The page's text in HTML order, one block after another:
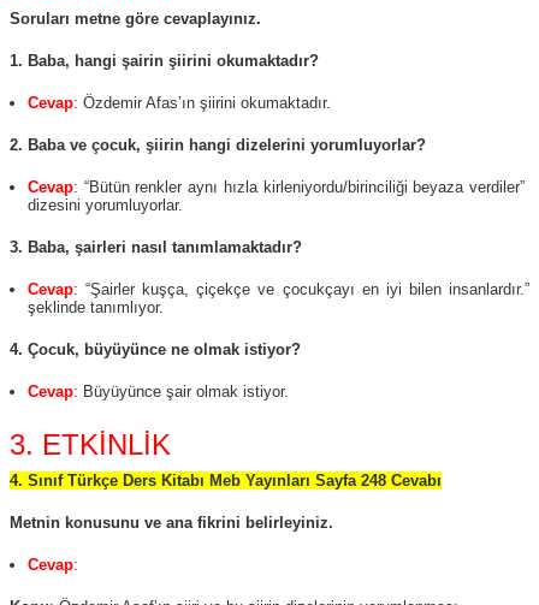
Soruları metne göre cevaplayınız.
1. Baba, hangi şairin şiirini okumaktadır?
Cevap: Özdemir Afas’ın şiirini okumaktadır.
2. Baba ve çocuk, şiirin hangi dizelerini yorumluyorlar?
Cevap: “Bütün renkler aynı hızla kirleniyordu/birinciliği beyaza verdiler”
dizesini yorumluyorlar.
3. Baba, şairleri nasıl tanımlamaktadır?
Cevap: “Şairler kuşça, çiçekçe ve çocukçayı en iyi bilen insanlardır.”
şeklinde tanımlıyor.
4. Çocuk, büyüyünce ne olmak istiyor?
Cevap: Büyüyünce şair olmak istiyor.
3. ETKİNLİK
4. Sınıf Türkçe Ders Kitabı Meb Yayınları Sayfa 248 Cevabı
Metnin konusunu ve ana fikrini belirleyiniz.
Cevap: